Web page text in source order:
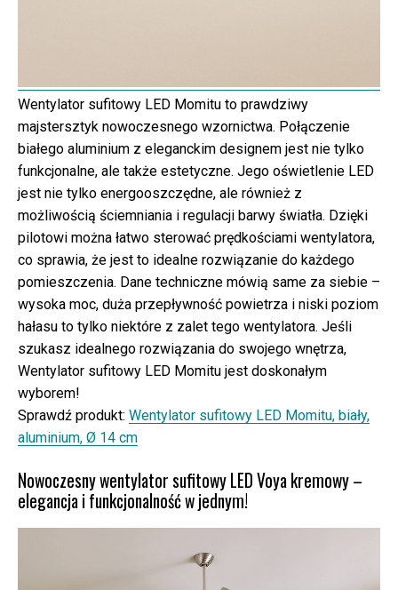
Wentylator sufitowy LED Momitu to prawdziwy
majstersztyk nowoczesnego wzornictwa. Połączenie
białego aluminium z eleganckim designem jest nie tylko
funkcjonalne, ale także estetyczne. Jego oświetlenie LED
jest nie tylko energooszczędne, ale również z
możliwością ściemniania i regulacji barwy światła. Dzięki
pilotowi można łatwo sterować prędkościami wentylatora,
co sprawia, że jest to idealne rozwiązanie do każdego
pomieszczenia. Dane techniczne mówią same za siebie –
wysoka moc, duża przepływność powietrza i niski poziom
hałasu to tylko niektóre z zalet tego wentylatora. Jeśli
szukasz idealnego rozwiązania do swojego wnętrza,
Wentylator sufitowy LED Momitu jest doskonałym
wyborem!
Sprawdź produkt: Wentylator sufitowy LED Momitu, biały,
aluminium, Ø 14 cm
Nowoczesny wentylator sufitowy LED Voya kremowy –
elegancja i funkcjonalność w jednym!